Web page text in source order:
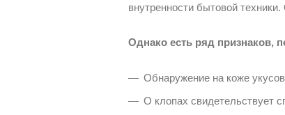
внутренности бытовой
Однако есть ряд признаков,
Обнаружение на коже
О клопах свидетельствует